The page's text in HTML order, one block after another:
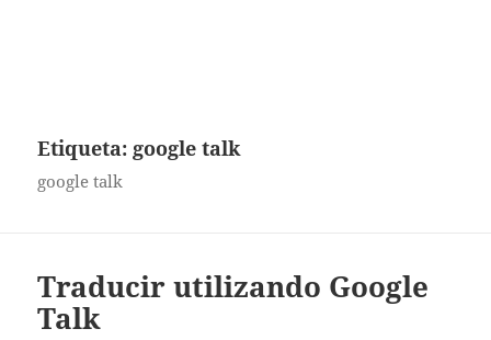
Etiqueta: google talk
google talk
Traducir utilizando Google
Talk